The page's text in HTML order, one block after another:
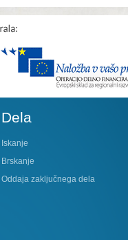
Dela
Iskanje
Brskanje
Oddaja zaključnega dela